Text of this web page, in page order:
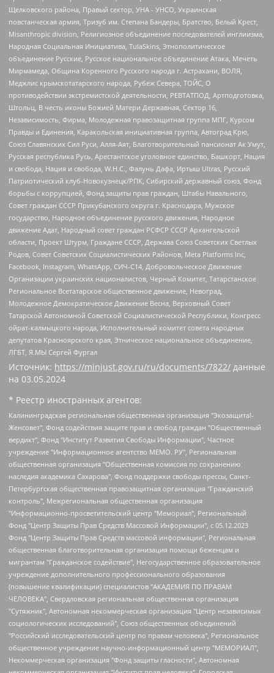
Щелковского района, Правый сектор, УНА - УНСО, Украинская
повстанческая армия, Тризуб им. Степана Бандеры, Братство, Белый Крест,
Misanthropic division, Религиозное объединение последователей инглиизма,
Народная Социальная Инициатива, TulaSkins, Этнополитическое
объединение Русские, Русское национальное объединение Атака, Мечеть
Мирмамеда, Община Коренного Русского народа г. Астрахани, ВОЛЯ,
Меджлис крымскотатарского народа, Рубеж Севера, ТОЙС, О
противодействии экстремистской деятельности, РЕВТАТПОД, Артподготовка,
Штольц, В честь иконы Божией Матери Державная, Сектор 16,
Независимость, Фирма, Молодежная правозащитная группа МПГ, Курсом
Правды и Единения, Каракольская инициативная группа, Автоград Крю,
Союз Славянских Сил Руси, Алля-Аят, Благотворительный пансионат Ак Умут,
Русская республика Русь, Арестантское уголовное единство, Башкорт, Нация
и свобода, Нация и свобода, W.H.С., Фалунь Дафа, Иртыш Ultras, Русский
Патриотический клуб-Новокузнецк/РПК, Сибирский державный союз, Фонд
борьбы с коррупцией, Фонд защиты прав граждан, Штабы Навального,
Совет граждан СССР Прикубанского округа г. Краснодара, Мужское
государство, Народное объединение русского движения, Народное
движение Адат, Народный совет граждан РСФСР СССР Архангельской
области, Проект Штурм, Граждане СССР, Держава Союз Советских Светлых
Родов, Совет Советских Социалистических Районов, Meta Platforms Inc,
Facebook, Instagram, WhatsApp, СИЧ-С14, Добровольческое Движение
Организации украинских националистов, Черный Комитет, Татарстанское
Региональное Всетатарское общественное движение, Невоград,
Молодежное Демократическое Движение Весна, Верховный Совет
Татарской Автономной Советской Социалистической Республики, Конгресс
ойрат-калмыцкого народа, Исполнительный комитет совета народных
депутатов Красноярского края, Этническое национальное объединение,
ЛГБТ, Я.МЫ Сергей Фургал
Источник: https://minjust.gov.ru/ru/documents/7822/ данные
на 03.05.2024
* Реестр иностранных агентов:
Калининградская региональная общественная организация "Экозащита!-Женсовет", Фонд содействия защите прав и свобод граждан "Общественный вердикт", Фонд "Институт Развития Свободы Информации", Частное учреждение "Информационное агентство МЕМО. РУ", Региональная общественная организация "Общественная комиссия по сохранению наследия академика Сахарова", Фонд поддержки свободы прессы, Санкт-Петербургская общественная правозащитная организация "Гражданский контроль", Межрегиональная общественная организация "Информационно-просветительский центр "Мемориал", Региональный Фонд "Центр Защиты Прав Средств Массовой Информации", с 05.12.2023 Фонд "Центр Защиты Прав Средств массовой информации", Региональная общественная благотворительная организация помощи беженцам и мигрантам "Гражданское содействие", Негосударственное образовательное учреждение дополнительного профессионального образования (повышение квалификации) специалистов "АКАДЕМИЯ ПО ПРАВАМ ЧЕЛОВЕКА", Свердловская региональная общественная организация "Сутяжник", Автономная некоммерческая организация "Центр независимых социологических исследований", Союз общественных объединений "Российский исследовательский центр по правам человека", Региональное общественное учреждение научно-информационный центр "МЕМОРИАЛ", Некоммерческая организация "Фонд защиты гласности", Автономная некоммерческая организация "Институт прав человека", Городская общественная организация "Екатеринбургское общество "МЕМОРИАЛ", Городская общественная организация "Рязанское историко-просветительское и правозащитное общество "Мемориал" (Рязанский Мемориал), Челябинский региональный орган общественной самодеятельности – женское общественное объединение "Женщины Евразии", Челябинский региональный орган общественной самодеятельности "Уральская правозащитная группа", Фонд содействия защите здоровья и социальной справедливости имени Андрея Рылькова, Автономная Некоммерческая Организация "Аналитический Центр Юрия Левады", Автономная некоммерческая организация социальной поддержки населения "Проект Апрель", Региональная общественная организация помощи женщинам и детям, находящимся в кризисной ситуации "Информационно-методический центр "Анна", Фонд содействия развитию массовых коммуникаций и правовому просвещению "Так-так-Так", Фонд содействия устойчивому развитию "Серебряная тайга", Свердловский региональный общественный фонд социальных проектов "Новое время", "Idel.Реалии", Кавказ.Реалии, Крым.Реалии, Телеканал Настоящее Время, Татаро-башкирская служба Радио Свобода (Azatliq Radiosi), Радио Свободная Европа/Радио Свобода (PCE/PC), "Сибирь.Реалии", "Фактограф", Благотворительный фонд помощи осужденным и их семьям, Автономная некоммерческая организация "Институт глобализации и социальных движений", Фонд "В защиту прав заключенных", Частное учреждение "Центр поддержки и содействия развитию средств массовой информации", Пензенский региональный общественный благотворительный фонд "Гражданский союз", "Север.Реалии", Некоммерческая организация Фонд "Правовая инициатива", Общество с ограниченной ответственностью "Радио Свободная Европа/Радио Свобода", Чешское информационное агентство "MEDIUM-ORIENT", Красноярская региональная общественная организация "Мы против СПИДа", Камалягин Денис Николаевич, Маркелов Сергей Евгеньевич, Пономарев Лев Александрович, Савицкая Людмила Алексеевна, Автономная некоммерческая организация "Центр по работе с проблемой насилия "НАСИЛИЮ.НЕТ", Межрегиональный профессиональный союз работников здравоохранения "Альянс врачей", Юридическое лицо, зарегистрированное в Латвийской Республике, SIA "Medusa Project" (регистрационный номер 40103797863, дата регистрации 10.06.2014), Некоммерческая организация "Фонд по борьбе с коррупцией", Автономная некоммерческая организация "Институт права и публичной политики", Баданин Роман Сергеевич, Гликин Максим Александрович, Железнова Мария Михайловна, Лукьянова Юлия Сергеевна, Маетная Елизавета Витальевна, Маняхин Петр Борисович, Чуракова Ольга Владимировна, Ярош Юлия Петровна, Юридическое лицо "The Insider SIA", зарегистрированное в Риге, Латвийская Республика (дата регистрации 26.06.2015), являющееся администратором доменного имени интернет-издания "The Insider SIA", https://theins.ru, Постернак Алексей Евгеньевич, Рубин Михаил Аркадьевич, Анин Роман Александрович, Юридическое лицо Istories fonds, зарегистрированное в Латвийской Республике (регистрационный номер 50008295751, дата регистрации 24.02.2020), Великовский Дмитрий Александрович, Долинина Ирина Николаевна, Мароховская Алеся Алексеевна, Шлейнов Роман Юрьевич, Шмагун Олеся Валентиновна, Общество с ограниченной ответственностью "Альтаир 2021", Общество с ограниченной ответственностью "Вега 2021", Общество с ограниченной ответственностью "Главный редактор 2021", Общество с ограниченной ответственностью "Ромашки монолит", Важенков Артем Валерьевич, Ивановская областная общественная организация "Центр гендерных исследований", Гурман Юрий Альбертович, Медиапроект "ОВД-Инфо", Егоров Владимир Владимирович, Жилинский Владимир Александрович, Общество с ограниченной ответственностью "ЗП", Иванова София Юрьевна, Карезина Инна Павловна, Кильтау Екатерина Викторовна, Петров Алексей Викторович, Пискунов Сергей Евгеньевич, Смирнов Сергей Сергеевич, Тихонов Михаил Сергеевич, Общество с ограниченной ответственностью "ЖУРНАЛИСТ-ИНОСТРАННЫЙ АГЕНТ", Арапова Галина Юрьевна, Вольтская Татьяна Анатольевна, Американская компания "Mason G.E.S. Anonymous Foundation" (США), являющаяся владельцем интернет-издания https://mnews.world/, Компания "Stichting Bellingcat", зарегистрированная в Нидерландах (дата регистрации 11.07.2018), Захаров Андрей Вячеславович, Клепиковская Екатерина Дмитриевна, Общество с ограниченной ответственностью "МЕМО", Перл Роман Александрович, Симонов Евгений Алексеевич, Соловьева Елена Анатольевна, Сотников Даниил Владимирович, Сурначева Елизавета Дмитриевна, Автономная некоммерческая организация по защите прав человека и информированию населения "Якутия – Наше Мнение", Общество с ограниченной ответственностью "Москоу диджитал медиа", с 26.01.2023 Общество с ограниченной ответственностью "Чайка Белые сады", Ветошкина Валерия Валерьевна, Заговора Максим Александрович, Межрегиональное общественное движение "Российская ЛГБТ - сеть", Оленичев Максим Владимирович, Павлов Иван Юрьевич, Скворцова Елена Сергеевна, Общество с ограниченной ответственностью "Как бы инагент", Кочетков Игорь Викторович, Общество с ограниченной ответственностью "Честные выборы", Еланчик Олег Александрович, Общество с ограниченной ответственностью "Нобелевский призыв", Гималова Регина Эмилевна, Григорьев Андрей Валерьевич, Григорьева Алина Александровна, Ассоциация по содействию защите прав призывников, альтернативнослужащих и военнослужащих "Правозащитная группа "Гражданин.Армия.Право", Хисамова Регина Фаритовна, Автономная некоммерческая организация по реализации социально-правовых программ "Лилит", Дальневосточное общественное движение "Маяк", Санкт-Петербургская ЛГБТ-инициативная группа "Выход", Инициативная группа ЛГБТ+ "Реверс", Алексеев Андрей Викторович, Бекбулатова Таисия Львовна, Беляев Иван Михайлович, Владыкина Елена Сергеевна, Гельман Марат Александрович, Никульшина Вероника Юрьевна, Толоконникова Надежда Андреевна, Шендерович Виктор Анатольевич, Общество с ограниченной ответственностью "Данное сообщение", Общество с ограниченной ответственностью Издательский дом "Новая глава", Айнбиндер Александра Александровна, Московский комьюнити-центр для ЛГБТ+инициатив, Благотворительный фонд развития филантропии, Deutsche Welle (Германия, Kurt-Schumacher-Strasse 3, 53113 Bonn), Борзунова Мария Михайловна, Воробьев Виктор Викторович, Голубева Анна Львовна, Константинова Алла Михайловна, Малкова Ирина Владимировна, Мурадов Мурад Абдулгалимович, Осетинская Елизавета Николаевна, Понасенков Евгений Николаевич, Ганапольский Матвей Юрьевич, Киселев Евгений Алексеевич, Борухович Ирина Григорьевна, Дремин Иван Тимофеевич, Дубровский Дмитрий Викторович, Красноярская региональная общественная организация поддержки и развития альтернативных образовательных технологий и межкультурных коммуникаций "ИНТЕРРА", Маяковская Екатерина Алексеевна, Фейгин Марк Захарович, Филимонов Андрей Викторович, Дзугкоева Регина Николаевна, Доброхотов Роман Александрович, Дудь Юрий Александрович, Елкин Сергей Владимирович, Кругликов Кирилл Игоревич, Сабунаева Мария Леонидовна, Семенов Алексей Владимирович, Шаинян Карен Багратович, Шульман Екатерина Михайловна, Асафьев Артур Валерьевич, Вахштайн Виктор Семенович, Венедиктов Алексей Алексеевич, Лушникова Екатерина Евгеньевна, Волков Леонид Михайлович, Невзоров Александр Глебович, Пархоменко Сергей Борисович, Сироткин Ярослав Николаевич, Кара-Мурза Владимир Владимирович, Баранова Наталья Владимировна, Гозман Леонид Яковлевич, Кагарлицкий Борис Юльевич, Климарев Михаил Валерьевич, Милов Владимир Станиславович, Автономная некоммерческая организация Краснодарский центр современного искусства "Типография", Моргенштерн Алишер Тагирович, Соболь Любовь Эдуардовна, Общество с ограниченной ответственностью "ЛИЗА НОРМ", Каспаров Гарри Кимович, Ходорковский Михаил Борисович, Общество с ограниченной ответственностью "Апрельские тезисы", Данилович Ирина Брониславовна, Кашин Олег Владимирович, Петров Николай Владимирович, Пивоваров Алексей Владимирович, Соколов Михаил Владимирович, Цветкова Юлия Владимировна, Чичваркин Евгений Александрович, Комитет против пыток/Команда против пыток, Общество с ограниченной ответственностью "Первый научный", Общество с ограниченной ответственностью "Вертолет и ко", Белоцерковская Вероника Борисовна, Кац Максим Евгеньевич, Лазарева Татьяна Юрьевна, Шаведдинов Руслан Табризович, Яшин Илья Валерьевич, Общество с ограниченной ответственностью "Иноагент ААВ", Алешковский Дмитрий Петрович, Альбац Евгения Марковна, Быков Дмитрий Львович, Галямина Юлия Евгеньевна, Лойко Сергей Леонидович, Мартынов Кирилл Константинович, Медведев Сергей Александрович, Крашенинников Федор Геннадиевич, Гордеева Катерина Вл